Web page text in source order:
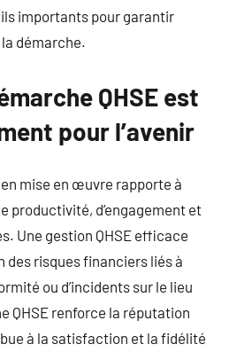
importants pour garantir
démarche.
QHSE est
pour l’avenir
mise en œuvre rapporte à
productivité, d’engagement et
Une gestion QHSE efficace
des risques financiers liés à
ou d’incidents sur le lieu
QHSE renforce la réputation
à la satisfaction et la fidélité